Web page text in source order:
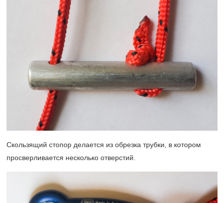
Скользящий стопор делается из обрезка трубки, в котором
просверливается несколько отверстий.